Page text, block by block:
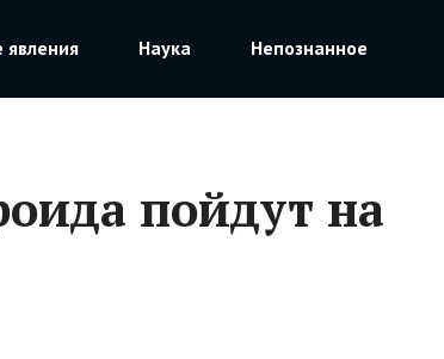
Наука Непознанное
пойдут на